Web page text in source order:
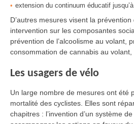
extension du continuum éducatif
D’autres mesures visent la
intervention sur les composantes
prévention de l’alcoolisme au volant,
consommation de cannabis au volant,
Les usagers de vélo
Un large nombre de mesures ont été
mortalité des cyclistes. Elles sont
chapitres : l’invention d’un système